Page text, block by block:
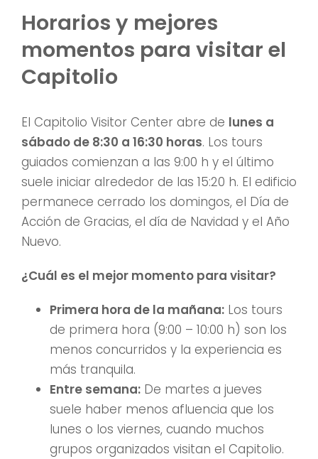
Horarios y mejores
momentos para visitar el
Capitolio
El Capitolio Visitor Center abre de lunes a
sábado de 8:30 a 16:30 horas. Los tours
guiados comienzan a las 9:00 h y el último
suele iniciar alrededor de las 15:20 h. El edificio
permanece cerrado los domingos, el Día de
Acción de Gracias, el día de Navidad y el Año
Nuevo.
¿Cuál es el mejor momento para visitar?
Primera hora de la mañana: Los tours
de primera hora (9:00 – 10:00 h) son los
menos concurridos y la experiencia es
más tranquila.
Entre semana: De martes a jueves
suele haber menos afluencia que los
lunes o los viernes, cuando muchos
grupos organizados visitan el Capitolio.